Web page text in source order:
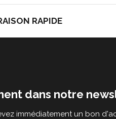
RAPIDE
dans notre
immédiatement un bon